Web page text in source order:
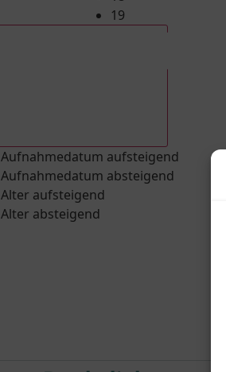
19
Aufnahmedatum aufsteigend
Aufnahmedatum absteigend
Alter aufsteigend
Alter absteigend